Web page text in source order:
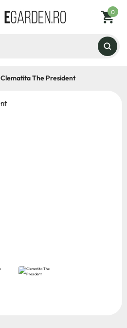
0
Clematita The President